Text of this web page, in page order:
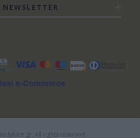
NEWSLETTER
All rights reserved